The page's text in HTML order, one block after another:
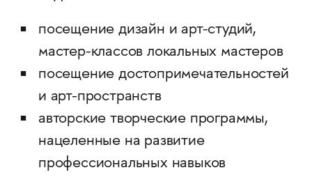
посещение дизайн и арт-студий,
мастер-классов локальных мастеров
посещение достопримечательностей
и арт-пространств
авторские творческие программы,
нацеленные на развитие
профессиональных навыков